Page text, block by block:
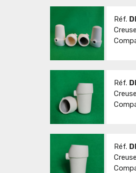
Réf.
Réf.
Réf.